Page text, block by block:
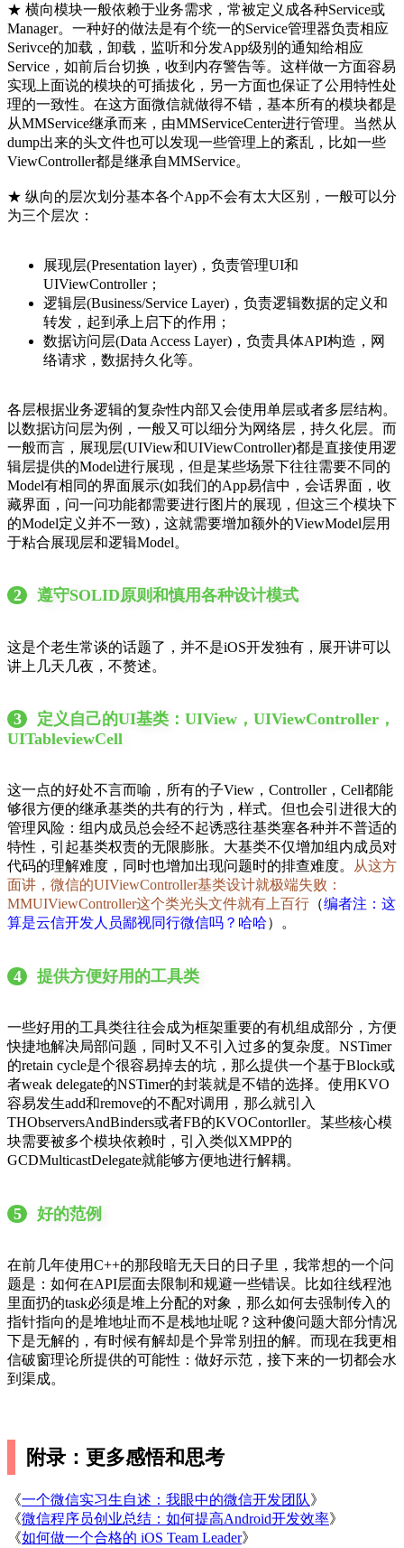
★ 横向模块一般依赖于业务需求，常被定义成各种Service或
Manager。一种好的做法是有个统一的Service管理器负责相应
Serivce的加载，卸载，监听和分发App级别的通知给相应
Service，如前后台切换，收到内存警告等。这样做一方面容易
实现上面说的模块的可插拔化，另一方面也保证了公用特性处
理的一致性。在这方面微信就做得不错，基本所有的模块都是
从MMService继承而来，由MMServiceCenter进行管理。当然从
dump出来的头文件也可以发现一些管理上的紊乱，比如一些
ViewController都是继承自MMService。
★ 纵向的层次划分基本各个App不会有太大区别，一般可以分
为三个层次：
展现层(Presentation layer)，负责管理UI和
UIViewController；
逻辑层(Business/Service Layer)，负责逻辑数据的定义和
转发，起到承上启下的作用；
数据访问层(Data Access Layer)，负责具体API构造，网
络请求，数据持久化等。
各层根据业务逻辑的复杂性内部又会使用单层或者多层结构。
以数据访问层为例，一般又可以细分为网络层，持久化层。而
一般而言，展现层(UIView和UIViewController)都是直接使用逻
辑层提供的Model进行展现，但是某些场景下往往需要不同的
Model有相同的界面展示(如我们的App易信中，会话界面，收
藏界面，问一问功能都需要进行图片的展现，但这三个模块下
的Model定义并不一致)，这就需要增加额外的ViewModel层用
于粘合展现层和逻辑Model。
2 遵守SOLID原则和慎用各种设计模式
这是个老生常谈的话题了，并不是iOS开发独有，展开讲可以
讲上几天几夜，不赘述。
3
定义自己的UI基类：UIView，UIViewController，
UITableviewCell
这一点的好处不言而喻，所有的子View，Controller，Cell都能
够很方便的继承基类的共有的行为，样式。但也会引进很大的
管理风险：组内成员总会经不起诱惑往基类塞各种并不普适的
特性，引起基类权责的无限膨胀。大基类不仅增加组内成员对
代码的理解难度，同时也增加出现问题时的排查难度。
从这方
面讲，微信的UIViewController基类设计就极端失败：
MMUIViewController这个类光头文件就有上百行 （编者注：这
算是云信开发人员鄙视同行微信吗？哈哈）。
4 提供方便好用的工具类
一些好用的工具类往往会成为框架重要的有机组成部分，方便
快捷地解决局部问题，同时又不引入过多的复杂度。NSTimer
的retain cycle是个很容易掉去的坑，那么提供一个基于Block或
者weak delegate的NSTimer的封装就是不错的选择。使用KVO
容易发生add和remove的不配对调用，那么就引入
THObserversAndBinders或者FB的KVOContorller。某些核心模
块需要被多个模块依赖时，引入类似XMPP的
GCDMulticastDelegate就能够方便地进行解耦。
5 好的范例
在前几年使用C++的那段暗无天日的日子里，我常想的一个问
题是：如何在API层面去限制和规避一些错误。比如往线程池
里面扔的task必须是堆上分配的对象，那么如何去强制传入的
指针指向的是堆地址而不是栈地址呢？这种傻问题大部分情况
下是无解的，有时候有解却是个异常别扭的解。而现在我更相
信破窗理论所提供的可能性：做好示范，接下来的一切都会水
到渠成。
附录：更多感悟和思考
《一个微信实习生自述：我眼中的微信开发团队》
《微信程序员创业总结：如何提高Android开发效率》
《如何做一个合格的 iOS Team Leader》